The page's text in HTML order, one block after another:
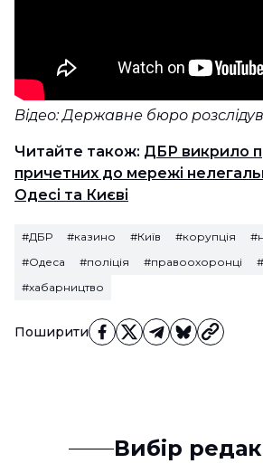
Поширити
Відео: Державне бюро
Читайте також: ДБР викрило
причетних до мережі
Одесі та Києві
#ДБР #казино #Київ #корупція
#Одеса
#поліція #правоохоронці
#хабарництво
Вибір